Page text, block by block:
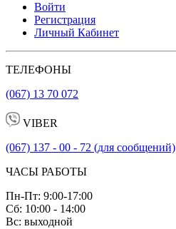
Войти
Регистрация
Личный Кабинет
ТЕЛЕФОНЫ
(067) 13 70 072
VIBER
(067) 137 - 00 - 72 (для сообщений)
ЧАСЫ РАБОТЫ
Пн-Пт: 9:00-17:00
Сб: 10:00 - 14:00
Вс: выходной